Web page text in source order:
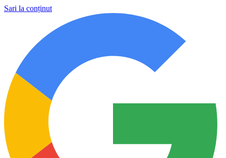
Sari la conținut